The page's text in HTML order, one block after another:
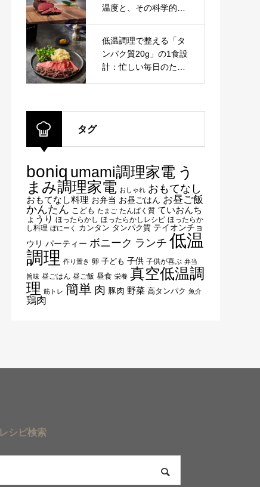
温度と、その科学的根
低温調理で整える「タ
ンパク質20g」の1食設
計：忙しい毎日のため
タグ
boniq umami調理家電 う
まみ調理家電 おしゃれ おもてなし
おもてなし料理 お弁当 お昼ごはん お昼ご飯
かんたん こども たまご たんぱく質 ていおんち
ょうり ほったらかし ほったらかしレシピ ほったらか
し料理 ぼにーく カンタン タンパク質 テイオンチョ
ウリ パーティー ボニーク ランチ 低温
調理 作り置き 卵 子ども 子供 子供が喜ぶ 弁当
旨味 昼ごはん 昼ご飯 昼食 栄養 真空低温調
理 筋トレ 簡単 肉 豚肉 野菜 高タンパク 魚介
鶏肉
レシピ検索